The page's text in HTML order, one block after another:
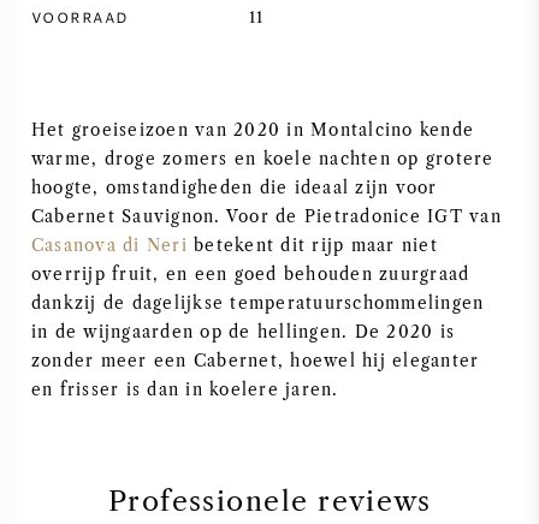
MERLOT
SYRAH / SHIRAZ
RIESLING
ALLE DRUIVENSOORTEN
ITALIAANSE WIJN
VOORRAAD 11
Het groeiseizoen van 2020 in Montalcino kende
warme, droge zomers en koele nachten op grotere
hoogte, omstandigheden die ideaal zijn voor
Cabernet Sauvignon. Voor de Pietradonice IGT van
Casanova di Neri betekent dit rijp maar niet
overrijp fruit, en een goed behouden zuurgraad
dankzij de dagelijkse temperatuurschommelingen
in de wijngaarden op de hellingen. De 2020 is
zonder meer een Cabernet, hoewel hij eleganter
en frisser is dan in koelere jaren.
Professionele reviews